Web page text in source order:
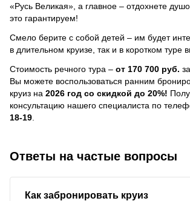
«Русь Великая», а главное – отдохнете
это гарантируем!
Смело берите с собой детей – им будет
в длительном круизе, так и в коротком туре
Стоимость речного тура – от 170 700 руб.
Вы можете воспользоваться ранним
круиз на 2026 год со скидкой до 20%!
консультацию нашего специалиста по
18-19
Ответы на частые вопросы
Как забронировать круиз